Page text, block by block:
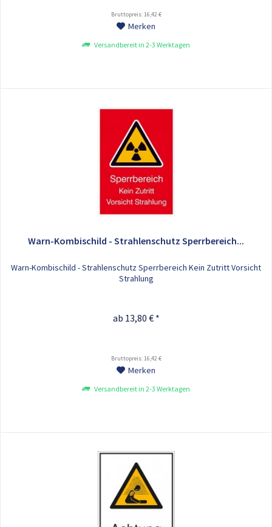
Bruttopreis: 16,42 €
Merken
Versandbereit in 2-3 Werktagen
Warn-Kombischild - Strahlenschutz Sperrbereich...
Warn-Kombischild - Strahlenschutz Sperrbereich Kein Zutritt Vorsicht
Strahlung
ab 13,80 € *
Bruttopreis: 16,42 €
Merken
Versandbereit in 2-3 Werktagen